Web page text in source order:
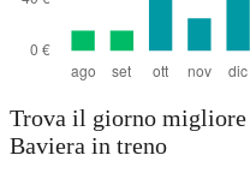
Trova il giorno migliore
Baviera in treno